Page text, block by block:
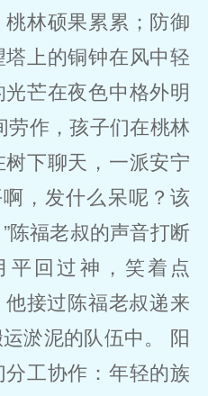
林硕果累累；防御
上的铜钟在风中轻
芒在夜色中格外明
作，孩子们在桃林
下聊天，一派安宁
，发什么呆呢？该
陈福老叔的声音打断
平回过神，笑着点
他接过陈福老叔递来
淤泥的队伍中。 阳
工协作：年轻的族